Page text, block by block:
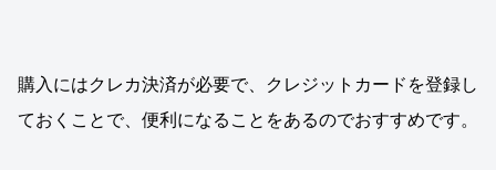
購入にはクレカ決済が必要で、クレジットカードを登録し
ておくことで、便利になることをあるのでおすすめです。